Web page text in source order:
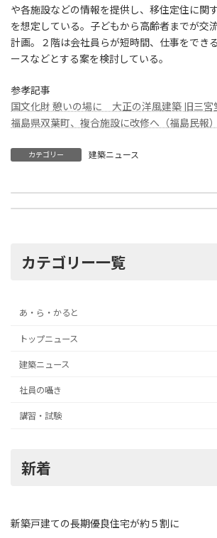
や各施設などの情報を提供し、移住定住に関
を想定している。子どもから高齢者までが交
計画。２階は会社員らが短時間、仕事をでき
ースなどとする案を検討している。
参孝記事
国文化財 憩いの場に 大正の洋風建築 旧三
福島県双葉町、複合施設に改修へ（福島民報
カテゴリー 建築ニュース
建築ＢＩＭ加速化事業２４年度も当初予算
カテゴリー一覧
あ・ら・かると
トップニュース
建築ニュース
社員の囁き
講習・試験
新着
新築戸建ての長期優良住宅が約５割に